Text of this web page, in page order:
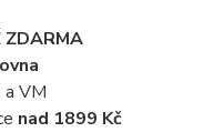
ZDARMA
VM
nad 1899 Kč